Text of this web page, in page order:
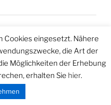
eingesetzt. Nähere
die Art der
Möglichkeiten der Erhebung
erhalten Sie hier.